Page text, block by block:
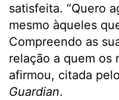
satisfeita. “Quero
mesmo àqueles
Compreendo as
relação a quem os
afirmou, citada
Guardian.